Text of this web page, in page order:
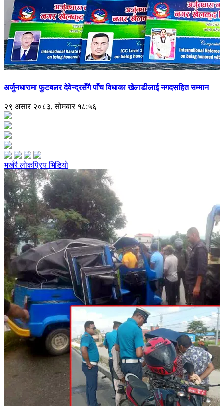
अर्जुनधारामा फुटबलर देवेन्द्रसँगै पाँच विधाका खेलाडीलाई नगदसहित सम्मान
२९ असार २०८३, सोमबार १८:५६
भर्खरैलोकप्रियभिडियो